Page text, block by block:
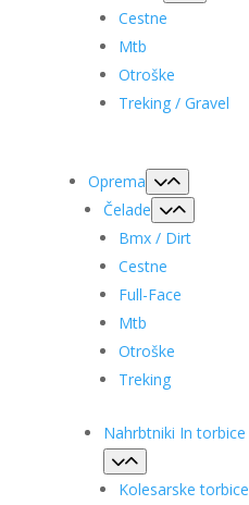
Cestne
Mtb
Otroške
Treking / Gravel
Oprema
Čelade
Bmx / Dirt
Cestne
Full-Face
Mtb
Otroške
Treking
Nahrbtniki In torbice
Kolesarske torbice